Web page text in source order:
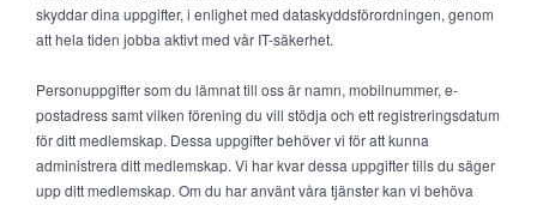
skyddar dina uppgifter, i enlighet med dataskyddsförordningen, genom
att hela tiden jobba aktivt med vår IT-säkerhet.
Personuppgifter som du lämnat till oss är namn, mobilnummer, e-
postadress samt vilken förening du vill stödja och ett registreringsdatum
för ditt medlemskap. Dessa uppgifter behöver vi för att kunna
administrera ditt medlemskap. Vi har kvar dessa uppgifter tills du säger
upp ditt medlemskap. Om du har använt våra tjänster kan vi behöva